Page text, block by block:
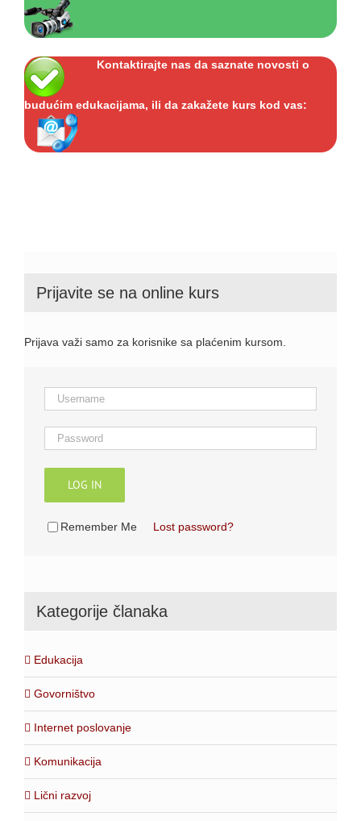
Kontaktirajte nas da saznate novosti o
budućim edukacijama, ili da zakažete kurs kod vas:
Prijavite se na online kurs
Prijava važi samo za korisnike sa plaćenim kursom.
LOG IN
Remember Me Lost password?
Kategorije članaka
Edukacija
Govorništvo
Internet poslovanje
Komunikacija
Lični razvoj